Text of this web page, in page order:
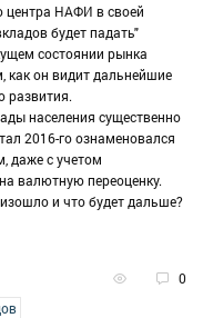
центра НАФИ в своей
будет падать"
состоянии рынка
как он видит дальнейшие
развития.
населения существенно
2016-го ознаменовался
даже с учетом
валютную переоценку.
и что будет дальше?
0